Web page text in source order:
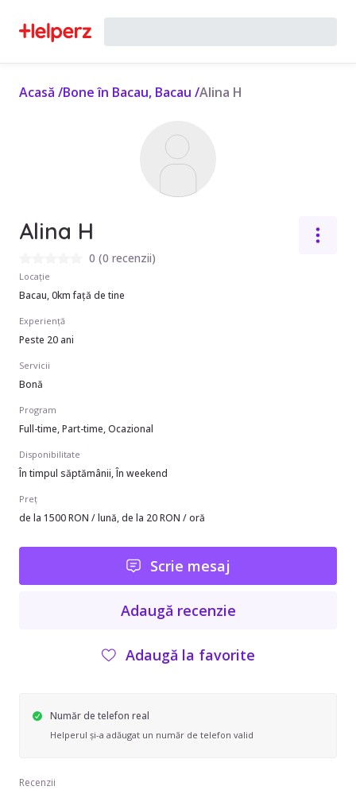
Acasă /Bone în Bacau, Bacau /Alina H
Alina H
0 (0 recenzii)
Locație
Bacau, 0km față de tine
Experiență
Peste 20 ani
Servicii
Bonă
Program
Full-time, Part-time, Ocazional
Disponibilitate
În timpul săptămânii, În weekend
Preț
de la 1500 RON / lună, de la 20 RON / oră
Scrie mesaj
Adaugă recenzie
Adaugă la favorite
Număr de telefon real
Helperul și-a adăugat un număr de telefon valid
Recenzii